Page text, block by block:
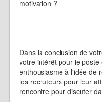
motivation ?
Dans la conclusion de
votre intérêt pour le poste
enthousiasme à l'idée de
les recruteurs pour leur
rencontre pour discuter